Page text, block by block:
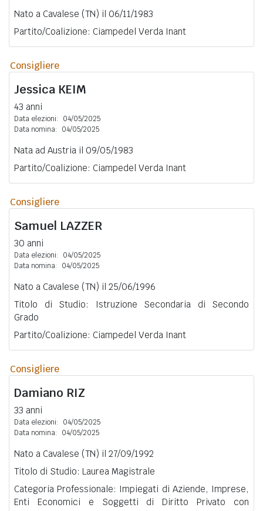
Nato a Cavalese (TN) il 06/11/1983
Partito/Coalizione: Ciampedel Verda Inant
Consigliere
Jessica KEIM
43 anni
Data elezioni:
04/05/2025
Data nomina:
04/05/2025
Nata ad Austria il 09/05/1983
Partito/Coalizione: Ciampedel Verda Inant
Consigliere
Samuel LAZZER
30 anni
Data elezioni:
04/05/2025
Data nomina:
04/05/2025
Nato a Cavalese (TN) il 25/06/1996
Titolo di Studio: Istruzione Secondaria di Secondo
Grado
Partito/Coalizione: Ciampedel Verda Inant
Consigliere
Damiano RIZ
33 anni
Data elezioni:
04/05/2025
Data nomina:
04/05/2025
Nato a Cavalese (TN) il 27/09/1992
Titolo di Studio: Laurea Magistrale
Categoria Professionale: Impiegati di Aziende, Imprese,
Enti Economici e Soggetti di Diritto Privato con